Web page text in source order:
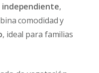
independiente,
comodidad y
, ideal para familias